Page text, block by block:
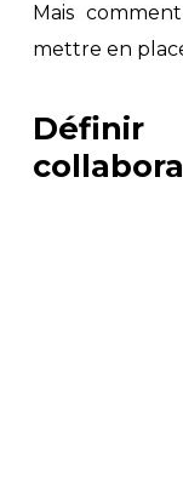
Mais
mettre en